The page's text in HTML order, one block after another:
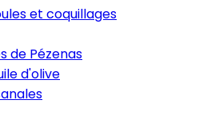
et coquillages
de Pézenas
d'olive